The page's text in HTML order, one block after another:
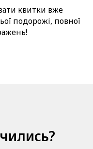
квитки вже
подорожі, повної